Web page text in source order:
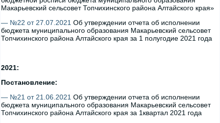
Макарьевский сельсовет Топчихинского района Алтайского края»
— №22 от 27.07.2021 Об утверждении отчета об исполнении
бюджета муниципального образования Макарьевский сельсовет
Топчихинского района Алтайского края за 1 полугодие 2021 года
2021:
Постановление:
— №21 от 21.06.2021 Об утверждении отчета об исполнении
бюджета муниципального образования Макарьевский сельсовет
Топчихинского района Алтайского края за 1квартал 2021 года